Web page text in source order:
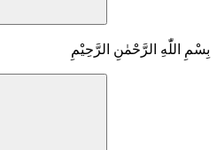
بِسْمِ اللّٰهِ الرَّحْمٰنِ الرَّحِيْمِ